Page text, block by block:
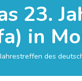
23.
in
des